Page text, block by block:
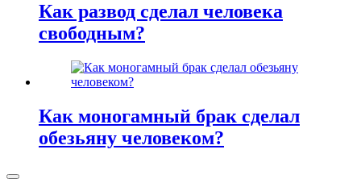
Как развод сделал человека
свободным?
Как моногамный брак сделал
обезьяну человеком?